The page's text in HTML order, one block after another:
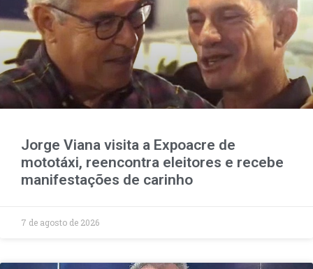
Jorge Viana visita a Expoacre de
mototáxi, reencontra eleitores e recebe
manifestações de carinho
7 de agosto de 2026